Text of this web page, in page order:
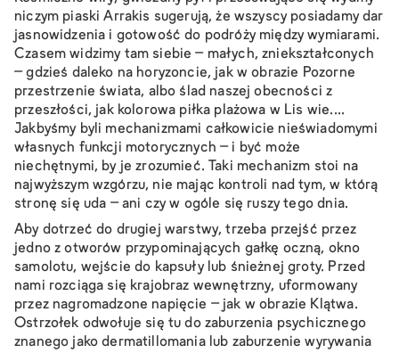
niczym piaski Arrakis sugerują, że wszyscy posiadamy dar
jasnowidzenia i gotowość do podróży między wymiarami.
Czasem widzimy tam siebie – małych, zniekształconych
– gdzieś daleko na horyzoncie, jak w obrazie Pozorne
przestrzenie świata, albo ślad naszej obecności z
przeszłości, jak kolorowa piłka plażowa w Lis wie....
Jakbyśmy byli mechanizmami całkowicie nieświadomymi
własnych funkcji motorycznych – i być może
niechętnymi, by je zrozumieć. Taki mechanizm stoi na
najwyższym wzgórzu, nie mając kontroli nad tym, w którą
stronę się uda – ani czy w ogóle się ruszy tego dnia.
Aby dotrzeć do drugiej warstwy, trzeba przejść przez
jedno z otworów przypominających gałkę oczną, okno
samolotu, wejście do kapsuły lub śnieżnej groty. Przed
nami rozciąga się krajobraz wewnętrzny, uformowany
przez nagromadzone napięcie – jak w obrazie Klątwa.
Ostrzołek odwołuje się tu do zaburzenia psychicznego
znanego jako dermatillomania lub zaburzenie wyrywania